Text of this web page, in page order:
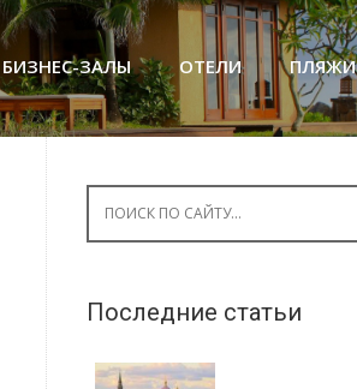
ПЛЯЖИ
ОТЕЛИ
БИЗНЕС-ЗАЛЫ
Последние статьи